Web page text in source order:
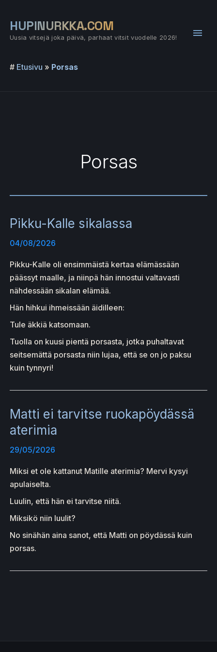
sisältöön
HUPINURKKA.COM
Uusia vitsejä joka päivä, parhaat vitsit vuodelle 2026!
# Etusivu » Porsas
Porsas
Pikku-Kalle sikalassa
04/08/2026
Pikku-Kalle oli ensimmäistä kertaa elämässään
päässyt maalle, ja niinpä hän innostui valtavasti
nähdessään sikalan elämää.
Hän hihkui ihmeissään äidilleen:
Tule äkkiä katsomaan.
Tuolla on kuusi pientä porsasta, jotka puhaltavat
seitsemättä porsasta niin lujaa, että se on jo paksu
kuin tynnyri!
Matti ei tarvitse ruokapöydässä
aterimia
29/05/2026
Miksi et ole kattanut Matille aterimia? Mervi kysyi
apulaiselta.
Luulin, että hän ei tarvitse niitä.
Miksikö niin luulit?
No sinähän aina sanot, että Matti on pöydässä kuin
porsas.